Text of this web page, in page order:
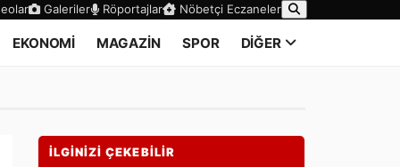
Galeriler Röportajlar Nöbetçi Eczaneler
EKONOMİ MAGAZİN SPOR DİĞER
İLGİNİZİ ÇEKEBİLİR